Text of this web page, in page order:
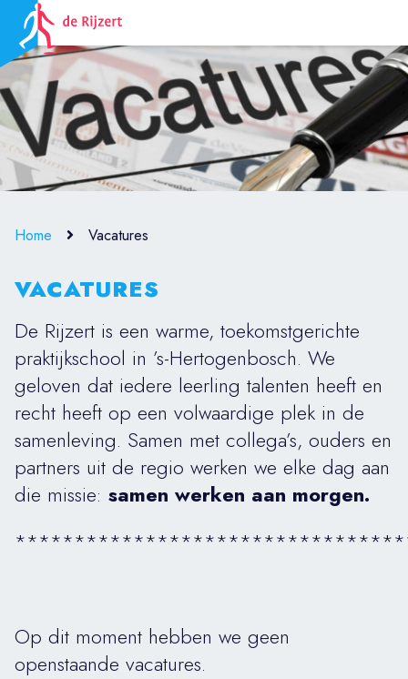
Home Vacatures
VACATURES
De Rijzert is een warme, toekomstgerichte
praktijkschool in ’s-Hertogenbosch. We
geloven dat iedere leerling talenten heeft en
recht heeft op een volwaardige plek in de
samenleving. Samen met collega’s, ouders en
partners uit de regio werken we elke dag aan
die missie: samen werken aan morgen.
Op dit moment hebben we geen
openstaande vacatures.